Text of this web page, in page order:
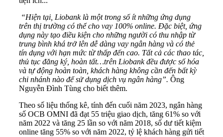
“Hiện tại, Liobank là một trong số ít những ứng dụng
trên thị trường có thể cho vay 100% online. Đặc biệt, ứng
dụng này tạo điều kiện cho những người có thu nhập từ
trung bình khá trở lên dễ dàng vay ngân hàng và có thẻ
tín dụng với hạn mức từ thấp đến cao. Tất cả các thao tác
thủ tục đăng ký, hoàn tất…trên Liobankđều được số hóa
và tự động hoàn toàn, khách hàng không cần đến bất kỳ
chi nhánh nào để sử dụng dịch vụ ngân hàng”. Ông
Nguyễn Đình Tùng cho biết thêm.
Theo số liệu thống kê, tính đến cuối năm 2023, ngân hàng
số OCB OMNI đã đạt 55 triệu giao dịch, tăng 61% so với
năm 2022 và tăng 25 lần so với năm 2018, số dư tiết kiệm
online tăng 55% so với năm 2022, tỷ lệ khách hàng gửi tiết